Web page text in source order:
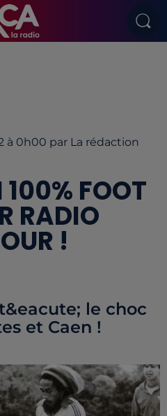
à 0h00 par La rédaction
FOOT
RADIO
!
le choc
et Caen !